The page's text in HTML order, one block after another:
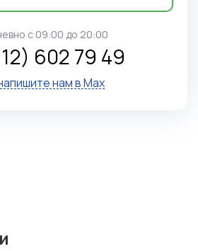
c 09:00 до 20:00
602 79 49
нам в Max